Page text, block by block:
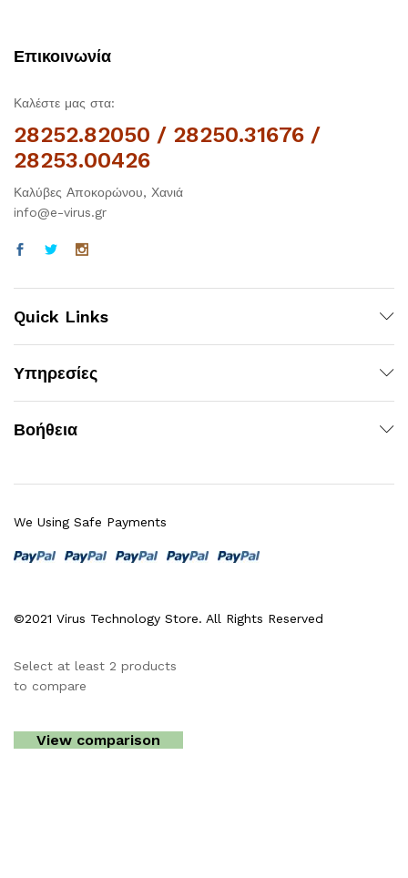
Επικοινωνία
Καλέστε μας στα:
28252.82050 / 28250.31676 /
28253.00426
Καλύβες Αποκορώνου, Χανιά
info@e-virus.gr
Quick Links
Υπηρεσίες
Βοήθεια
©2021 Virus Technology Store. All Rights Reserved
We Using Safe Payments
Select at least 2 products
to compare
View comparison